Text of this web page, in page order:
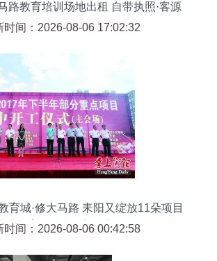
路教育培训场地出租 自带执照·客源
稳定·即租即用
时间：2026-08-06 17:02:32
育城·修大马路 耒阳又绽放11朵项目
，教育场地出租迎来新风口
时间：2026-08-06 00:42:58